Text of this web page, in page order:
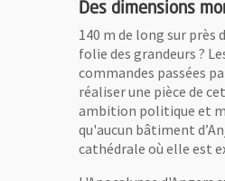
Des dimensions
140 m de long sur près
folie des grandeurs ?
commandes passées
réaliser une pièce de
ambition politique et
qu'aucun bâtiment
cathédrale où elle est